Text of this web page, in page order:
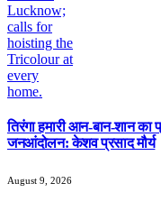
तिरंगा हमारी आन-बान-शान का
जनआंदोलन: केशव प्रसाद मौर्य
August 9, 2026